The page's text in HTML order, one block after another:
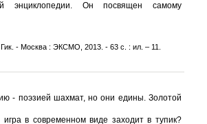
Он посвящен самому
- Москва : ЭКСМО, 2013. - 63 с. : ил. – 11.
- поэзией шахмат, но они едины. Золотой
в современном виде заходит в тупик?